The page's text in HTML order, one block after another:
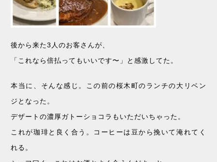
後から来た3人のお客さんが、
「これなら倍払ってもいいです〜」と感激してた。
本当に、そんな感じ。この前の桜木町のランチの大リベン
ジとなった。
デザートの濃厚ガトーショコラもいただいちゃった。
これが珈琲と良く合う。コーヒーは豆から挽いて淹れてく
れる。